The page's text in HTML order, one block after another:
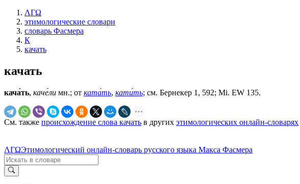
ΛΓΩ
этимологические словари
словарь Фасмера
К
качать
качать
кача́ть, каче́ли мн.; от ката́ть, кати́ть; см. Бернекер 1, 592; Мi. ЕW 135.
См. также происхождение слова качать в других этимологических онлайн-словарях
ΛΓΩЭтимологический онлайн-словарь русского языка Макса Фасмера